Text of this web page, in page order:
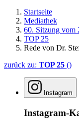
Startseite
Mediathek
60. Sitzung vom
TOP 25
Rede von Dr.
zurück zu: TOP 25 ()
Instagram
Instagram-